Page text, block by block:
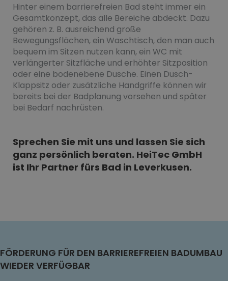
Hinter einem barrierefreien Bad steht immer ein
Gesamtkonzept, das alle Bereiche abdeckt. Dazu
gehören z. B. ausreichend große
Bewegungsflächen, ein Waschtisch, den man auch
bequem im Sitzen nutzen kann, ein WC mit
verlängerter Sitzfläche und erhöhter Sitzposition
oder eine bodenebene Dusche. Einen Dusch-
Klappsitz oder zusätzliche Handgriffe können wir
bereits bei der Badplanung vorsehen und später
bei Bedarf nachrüsten.
Sprechen Sie mit uns und lassen Sie sich
ganz persönlich beraten. HeiTec GmbH
ist Ihr Partner fürs Bad in Leverkusen.
FÖRDERUNG FÜR DEN BARRIEREFREIEN BADUMBAU
WIEDER VERFÜGBAR